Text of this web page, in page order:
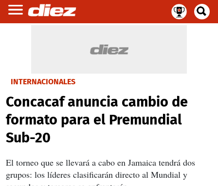
INTERNACIONALES
Concacaf anuncia cambio de
formato para el Premundial
Sub-20
El torneo que se llevará a cabo en Jamaica tendrá dos
grupos: los líderes clasificarán directo al Mundial y